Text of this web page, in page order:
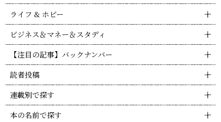
ライフ & ホビー
ビジネス＆マネー＆スタディ
【注目の記事】バックナンバー
読者投稿
連載別で探す
本の名前で探す